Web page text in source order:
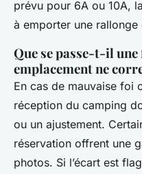
prévu pour 6A ou 10A,
à emporter une
Que se passe-t-il
emplacement ne
En cas de mauvaise foi
réception du camping
ou un ajustement.
réservation offrent une
photos. Si l’écart est